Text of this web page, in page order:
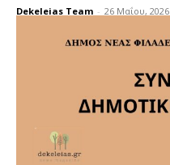
Dekeleias Team - 26 Μαΐου, 2026